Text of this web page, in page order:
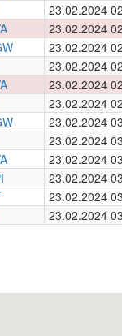
23.02.2024
23.02.2024
23.02.2024
23.02.2024
23.02.2024
23.02.2024
23.02.2024
23.02.2024
23.02.2024
23.02.2024
23.02.2024
23.02.2024